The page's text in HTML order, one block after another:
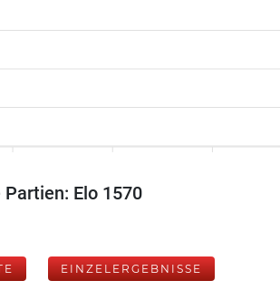
Elo 1570
EINZELERGEBNISSE